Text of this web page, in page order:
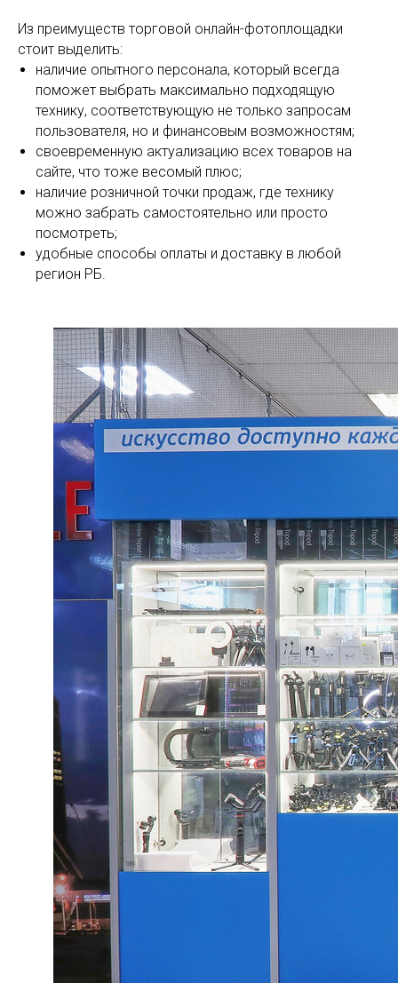
Из преимуществ торговой онлайн-фотоплощадки
стоит выделить:
наличие опытного персонала, который всегда
поможет выбрать максимально подходящую
технику, соответствующую не только запросам
пользователя, но и финансовым возможностям;
своевременную актуализацию всех товаров на
сайте, что тоже весомый плюс;
наличие розничной точки продаж, где технику
можно забрать самостоятельно или просто
посмотреть;
удобные способы оплаты и доставку в любой
регион РБ.